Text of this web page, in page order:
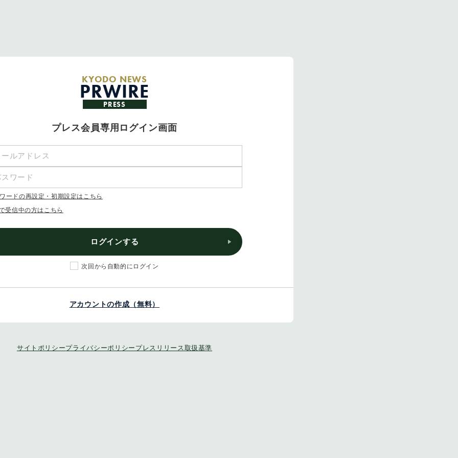
KYODO NEWS
PRWIRE
PRESS
プレス会員専用ログイン画面
ードの再設定・初期設定はこちら
受信中の方はこちら
ログインする
次回から自動的にログイン
アカウントの作成（無料）
サイトポリシープライバシーポリシー プレスリリース取扱基準